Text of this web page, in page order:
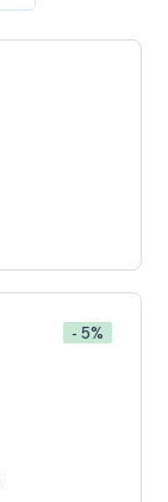
- 5%